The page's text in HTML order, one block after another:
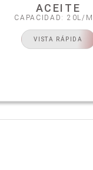
ACEITE
CAPACIDAD: 20L/
VISTA RÁPIDA